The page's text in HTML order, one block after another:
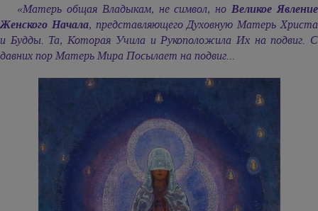
«Матерь общая Владыкам, не символ, ноВеликое Явление
Женского Начала, представляющего Духовную Матерь Христа
и Будды. Та, Которая Учила и Рукоположила Их на подвиг. С
давних пор Матерь Мира Посылает на подвиг...